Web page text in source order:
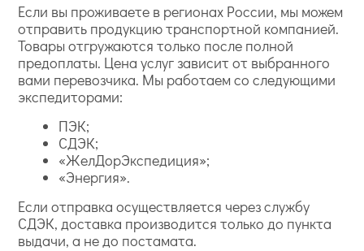
Если вы проживаете в регионах России, мы можем
отправить продукцию транспортной компанией.
Товары отгружаются только после полной
предоплаты. Цена услуг зависит от выбранного
вами перевозчика. Мы работаем со следующими
экспедиторами:
ПЭК;
СДЭК;
«ЖелДорЭкспедиция»;
«Энергия».
Если отправка осуществляется через службу
СДЭК, доставка производится только до пункта
выдачи, а не до постамата.